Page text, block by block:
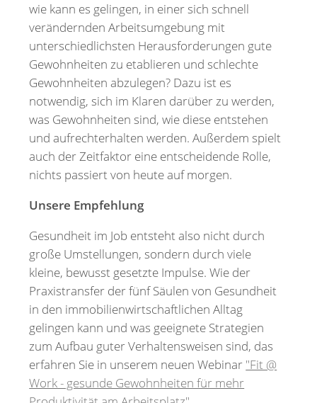
wie kann es gelingen, in einer sich schnell
verändernden Arbeitsumgebung mit
unterschiedlichsten Herausforderungen gute
Gewohnheiten zu etablieren und schlechte
Gewohnheiten abzulegen? Dazu ist es
notwendig, sich im Klaren darüber zu werden,
was Gewohnheiten sind, wie diese entstehen
und aufrechterhalten werden. Außerdem spielt
auch der Zeitfaktor eine entscheidende Rolle,
nichts passiert von heute auf morgen.
Unsere Empfehlung
Gesundheit im Job entsteht also nicht durch
große Umstellungen, sondern durch viele
kleine, bewusst gesetzte Impulse. Wie der
Praxistransfer der fünf Säulen von Gesundheit
in den immobilienwirtschaftlichen Alltag
gelingen kann und was geeignete Strategien
zum Aufbau guter Verhaltensweisen sind, das
erfahren Sie in unserem neuen Webinar "Fit @
Work - gesunde Gewohnheiten für mehr